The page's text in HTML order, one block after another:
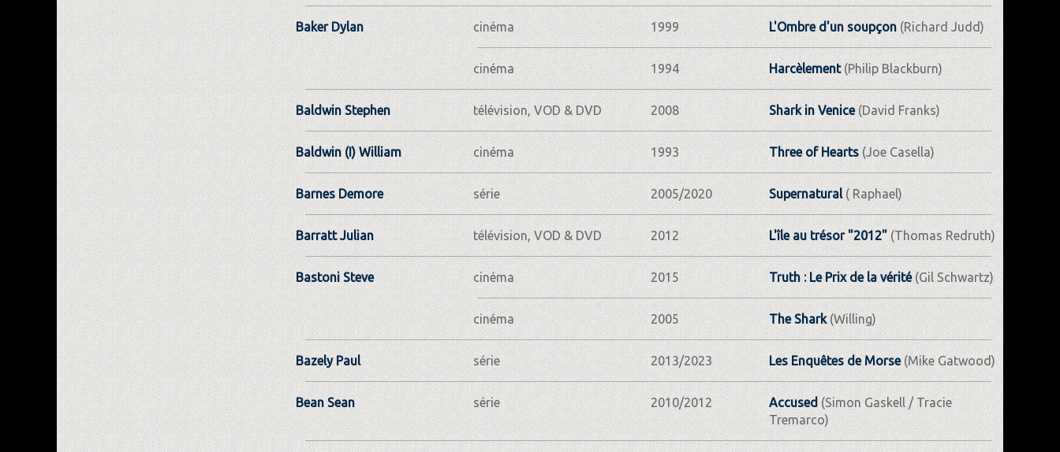
Baker Dylan cinéma 1999 L'Ombre d'un soupçon(Richard Judd)
cinéma 1994 Harcèlement(Philip Blackburn)
Baldwin Stephen télévision, VOD & DVD 2008 Shark in Venice(David Franks)
Baldwin (I) William cinéma 1993 Three of Hearts(Joe Casella)
Barnes Demore série 2005/2020 Supernatural( Raphael)
Barratt Julian télévision, VOD & DVD 2012 L'île au trésor "2012"(Thomas Redruth)
Bastoni Steve cinéma 2015 Truth : Le Prix de la vérité(Gil Schwartz)
cinéma 2005 The Shark(Willing)
Bazely Paul série 2013/2023 Les Enquêtes de Morse(Mike Gatwood)
Bean Sean série 2010/2012 Accused(Simon Gaskell / Tracie
Tremarco)